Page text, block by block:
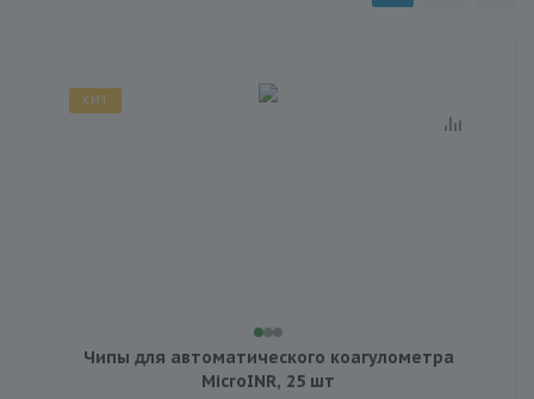
ХИТ
Чипы для автоматического коагулометра
MicroINR, 25 шт